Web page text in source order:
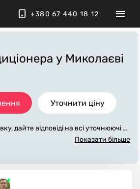
+380 67 440 18 12
у Миколаєві
Уточнити ціну
дайте відповіді на всі уточнюючі за
Ми зв'яжемося з вами
чистотою та прибирають робоче місц
Показати більше